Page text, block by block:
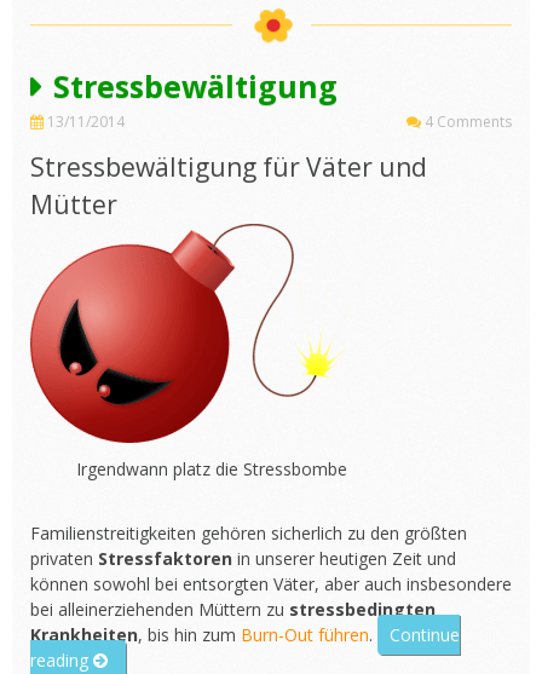
Stressbewältigung
13/11/2014 4 Comments
Stressbewältigung für Väter und
Mütter
Irgendwann platz die Stressbombe
Familienstreitigkeiten gehören sicherlich zu den größten
privaten Stressfaktoren in unserer heutigen Zeit und
können sowohl bei entsorgten Väter, aber auch insbesondere
bei alleinerziehenden Müttern zu stressbedingten
Krankheiten, bis hin zum Burn-Out führen.
Continue
reading „Stressbewältigung“